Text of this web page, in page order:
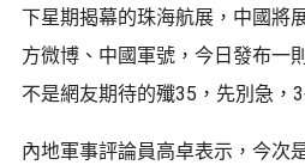
下星期揭幕的珠海航展，中國將
方微博、中國軍號，今日發布一
不是網友期待的殲35，先別急，
內地軍事評論員高卓表示，今次